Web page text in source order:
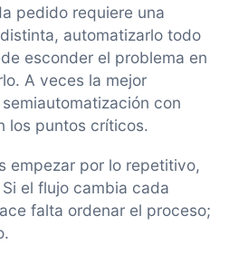
pedido requiere una
automatizarlo todo
esconder el problema en
A veces la mejor
con
los puntos críticos.
empezar por lo repetitivo,
el flujo cambia cada
falta ordenar el proceso;